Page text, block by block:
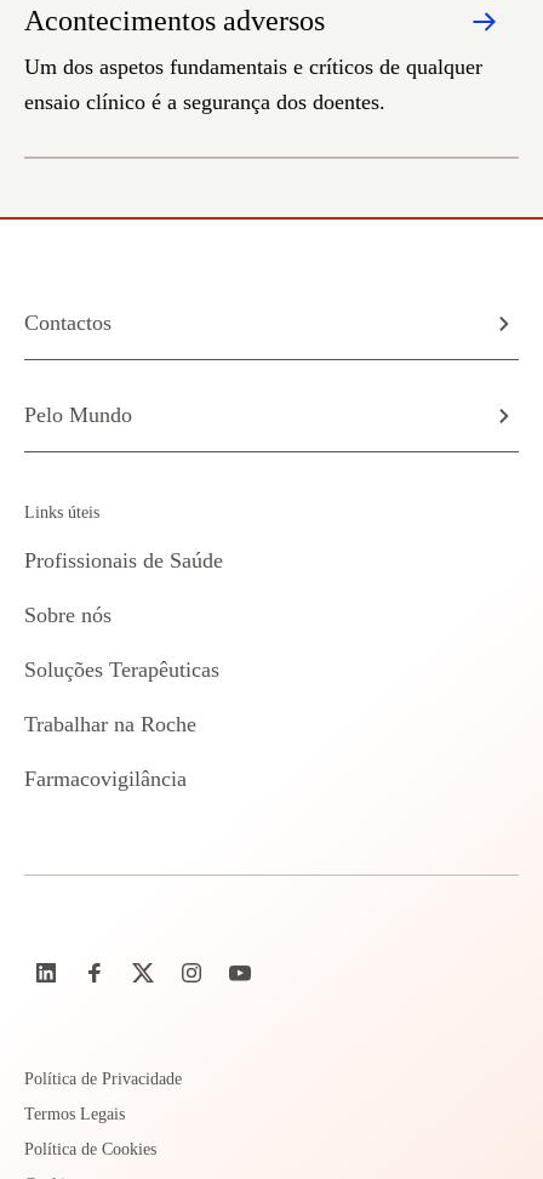
Acontecimentos adversos
Um dos aspetos fundamentais e críticos de qualquer
ensaio clínico é a segurança dos doentes.
Contactos
Pelo Mundo
Links úteis
Profissionais de Saúde
Sobre nós
Soluções Terapêuticas
Trabalhar na Roche
Farmacovigilância
Política de Privacidade
Termos Legais
Política de Cookies